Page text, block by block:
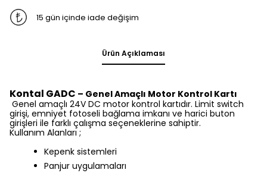
15 gün içinde iade değişim
Ürün Açıklaması
Kontal GADC – Genel Amaçlı Motor Kontrol Kartı
Genel amaçlı 24V DC motor kontrol kartıdır. Limit switch
girişi, emniyet fotoseli bağlama imkanı ve harici buton
girişleri ile farklı çalışma seçeneklerine sahiptir.
Kullanım Alanları ;
Kepenk sistemleri
Panjur uygulamaları